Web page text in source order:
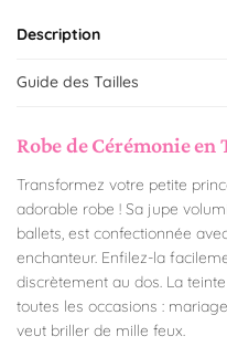
Description
Guide des Tailles
Robe de Cérémonie
Transformez votre petite
adorable robe ! Sa jupe
ballets, est confectionnée
enchanteur. Enfilez-la
discrètement au dos. La teinte
toutes les occasions :
veut briller de mille feux.